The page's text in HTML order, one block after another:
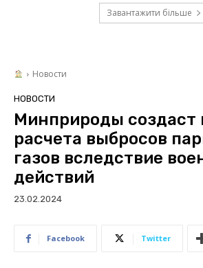
Завантажити більше